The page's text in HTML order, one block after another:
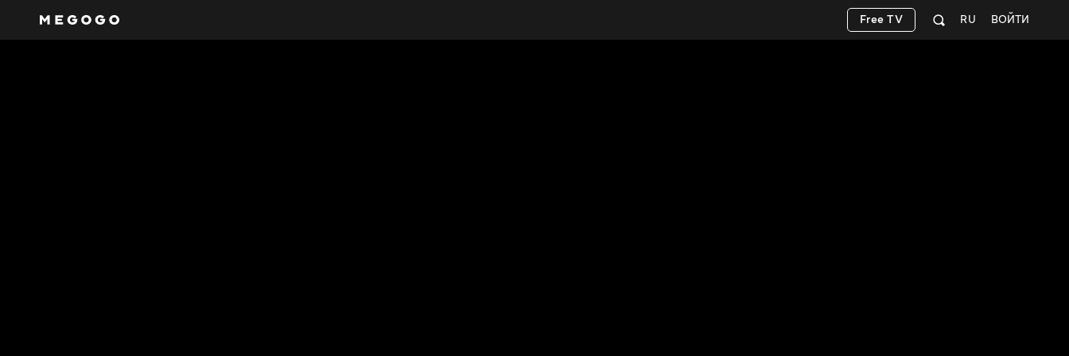
ВОЙТИ
RU
Free TV